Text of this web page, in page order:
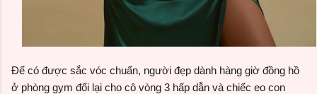
Để có được sắc vóc chuẩn, người đẹp dành hàng giờ đồng hồ
ở phòng gym đổi lại cho cô vòng 3 hấp dẫn và chiếc eo con